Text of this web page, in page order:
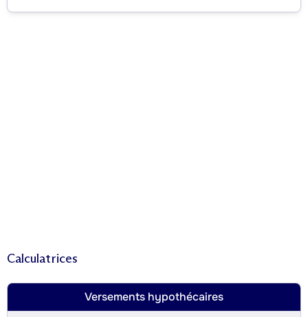
Calculatrices
Versements hypothécaires